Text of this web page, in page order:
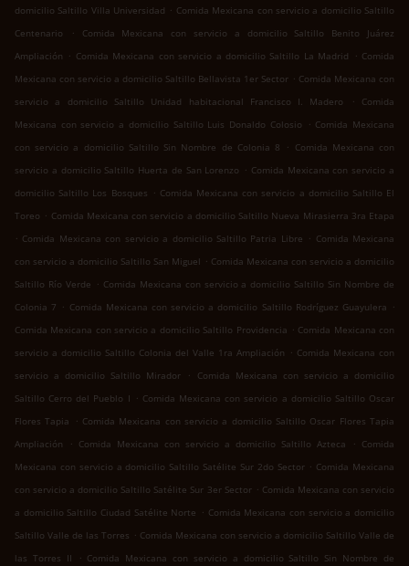
domicilio Saltillo Villa Universidad . Comida Mexicana con servicio a domicilio Saltillo
Centenario
.
Comida Mexicana con servicio a domicilio Saltillo Benito Juárez
Ampliación . Comida Mexicana con servicio a domicilio Saltillo La Madrid . Comida
Mexicana con servicio a domicilio Saltillo Bellavista 1er Sector . Comida Mexicana con
servicio a domicilio Saltillo Unidad habitacional Francisco I. Madero
.
Comida
Mexicana con servicio a domicilio Saltillo Luis Donaldo Colosio
. Comida Mexicana
con servicio a domicilio Saltillo Sin Nombre de Colonia 8
. Comida Mexicana con
servicio a domicilio Saltillo Huerta de San Lorenzo . Comida Mexicana con servicio a
domicilio Saltillo Los Bosques . Comida Mexicana con servicio a domicilio Saltillo El
Toreo . Comida Mexicana con servicio a domicilio Saltillo Nueva Mirasierra 3ra Etapa
. Comida Mexicana con servicio a domicilio Saltillo Patria Libre . Comida Mexicana
con servicio a domicilio Saltillo San Miguel . Comida Mexicana con servicio a domicilio
Saltillo Río Verde . Comida Mexicana con servicio a domicilio Saltillo Sin Nombre de
Colonia 7 . Comida Mexicana con servicio a domicilio Saltillo Rodríguez Guayulera .
Comida Mexicana con servicio a domicilio Saltillo Providencia . Comida Mexicana con
servicio a domicilio Saltillo Colonia del Valle 1ra Ampliación . Comida Mexicana con
servicio a domicilio Saltillo Mirador
.
Comida Mexicana con servicio a domicilio
Saltillo Cerro del Pueblo I . Comida Mexicana con servicio a domicilio Saltillo Oscar
Flores Tapia
. Comida Mexicana con servicio a domicilio Saltillo Oscar Flores Tapia
Ampliación
. Comida Mexicana con servicio a domicilio Saltillo Azteca . Comida
Mexicana con servicio a domicilio Saltillo Satélite Sur 2do Sector . Comida Mexicana
con servicio a domicilio Saltillo Satélite Sur 3er Sector . Comida Mexicana con servicio
a domicilio Saltillo Ciudad Satélite Norte . Comida Mexicana con servicio a domicilio
Saltillo Valle de las Torres . Comida Mexicana con servicio a domicilio Saltillo Valle de
las Torres II
. Comida Mexicana con servicio a domicilio Saltillo Sin Nombre de